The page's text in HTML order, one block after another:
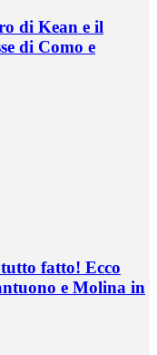
di Kean e il
di Como e
fatto! Ecco
e Molina in